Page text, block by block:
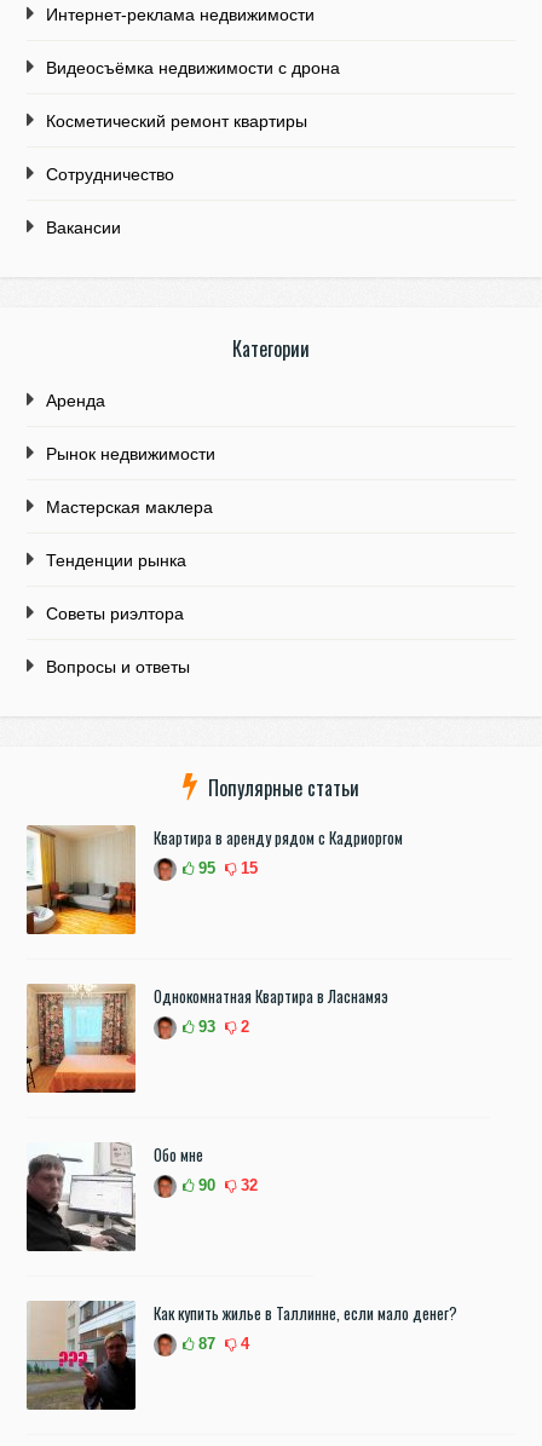
Интернет-реклама недвижимости
Видеосъёмка недвижимости с дрона
Косметический ремонт квартиры
Сотрудничество
Вакансии
Категории
Аренда
Рынок недвижимости
Мастерская маклера
Тенденции рынка
Советы риэлтора
Вопросы и ответы
Популярные статьи
Квартира в аренду рядом с Кадриоргом
95 15
Однокомнатная Квартира в Ласнамяэ
93 2
Обо мне
90 32
Как купить жилье в Таллинне, если мало денег?
87 4